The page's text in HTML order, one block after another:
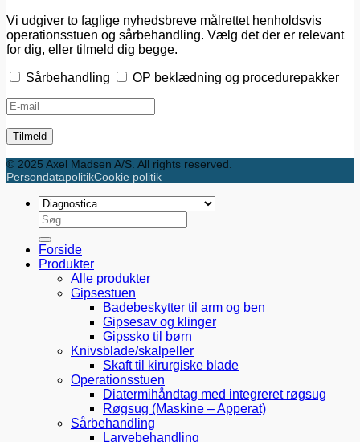
Vi udgiver to faglige nyhedsbreve målrettet henholdsvis
operationsstuen og sårbehandling. Vælg det der er relevant
for dig, eller tilmeld dig begge.
Sårbehandling OP beklædning og procedurepakker
© 2025 Axel Madsen A/S. All rights reserved.
PersondatapolitikCookie politik
Søg
efter:
Forside
Produkter
Alle produkter
Gipsestuen
Badebeskytter til arm og ben
Gipsesav og klinger
Gipssko til børn
Knivsblade/skalpeller
Skaft til kirurgiske blade
Operationsstuen
Diatermihåndtag med integreret røgsug
Røgsug (Maskine – Apperat)
Sårbehandling
Larvebehandling